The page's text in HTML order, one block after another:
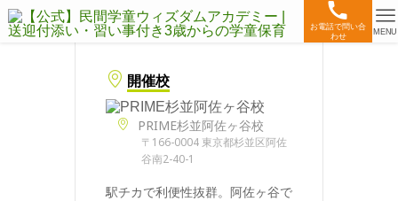
お電話で問い合
わせ
MENU
開催校
PRIME杉並阿佐ヶ谷校
〒166-0004 東京都杉並区阿佐
谷南2-40-1
駅チカで利便性抜群。阿佐ヶ谷で